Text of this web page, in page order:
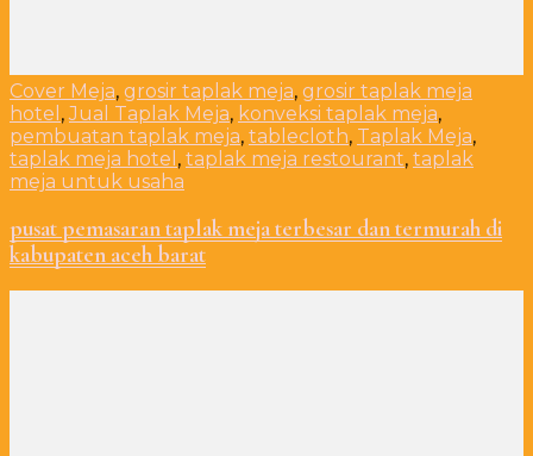
Cover Meja, grosir taplak meja, grosir taplak meja
hotel ,Jual Taplak Meja, konveksi taplak meja,
pembuatan taplak meja, tablecloth, Taplak Meja,
taplak meja hotel , taplak meja restourant, taplak
meja untuk usaha
pusat pemasaran taplak meja terbesar dan termurah di
kabupaten aceh barat